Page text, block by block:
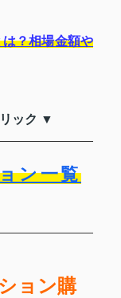
？相場金額や
ック ▼
ン一覧
ョン購